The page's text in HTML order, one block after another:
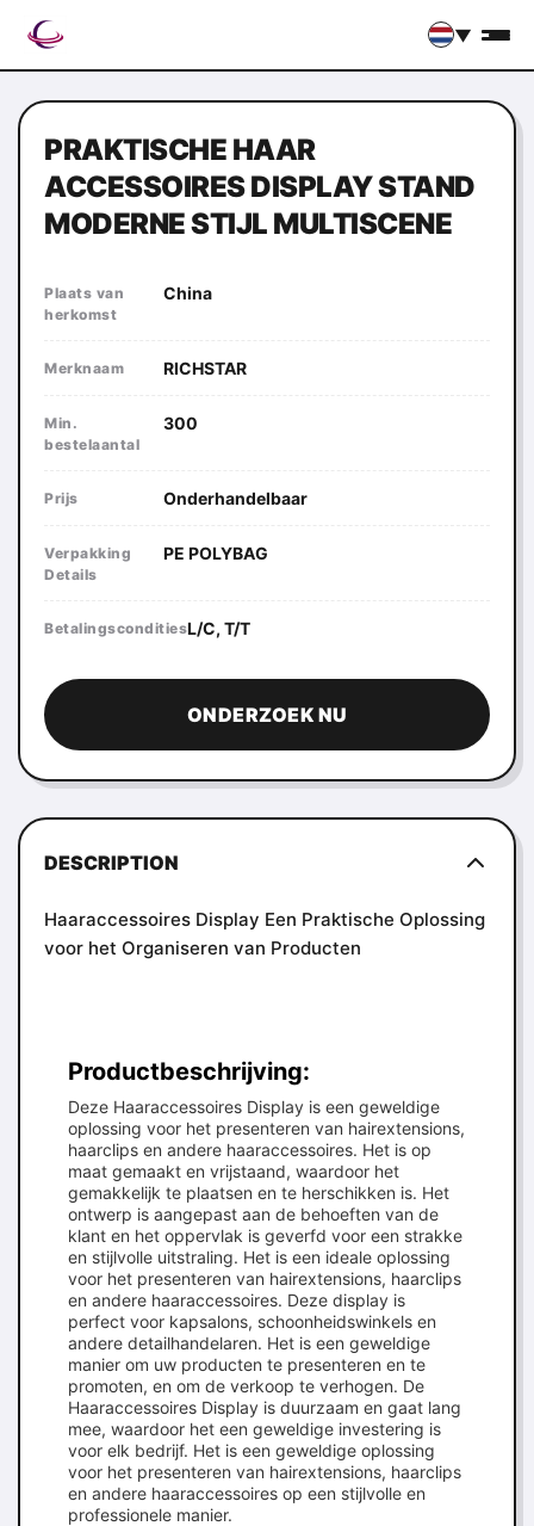
▼
PRAKTISCHE HAAR
ACCESSOIRES DISPLAY STAND
MODERNE STIJL MULTISCENE
Plaats van
herkomst
China
Merknaam RICHSTAR
Min.
bestelaantal
300
Prijs Onderhandelbaar
Verpakking
Details
PE POLYBAG
BetalingsconditiesL/C, T/T
ONDERZOEK NU
DESCRIPTION
Haaraccessoires Display Een Praktische Oplossing
voor het Organiseren van Producten
Productbeschrijving:
Deze Haaraccessoires Display is een geweldige
oplossing voor het presenteren van hairextensions,
haarclips en andere haaraccessoires. Het is op
maat gemaakt en vrijstaand, waardoor het
gemakkelijk te plaatsen en te herschikken is. Het
ontwerp is aangepast aan de behoeften van de
klant en het oppervlak is geverfd voor een strakke
en stijlvolle uitstraling. Het is een ideale oplossing
voor het presenteren van hairextensions, haarclips
en andere haaraccessoires. Deze display is
perfect voor kapsalons, schoonheidswinkels en
andere detailhandelaren. Het is een geweldige
manier om uw producten te presenteren en te
promoten, en om de verkoop te verhogen. De
Haaraccessoires Display is duurzaam en gaat lang
mee, waardoor het een geweldige investering is
voor elk bedrijf. Het is een geweldige oplossing
voor het presenteren van hairextensions, haarclips
en andere haaraccessoires op een stijlvolle en
professionele manier.